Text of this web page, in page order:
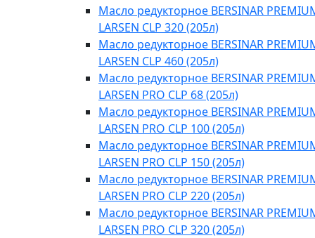
Масло редукторное BERSINAR
LARSEN CLP 320 (205л)
Масло редукторное BERSINAR
LARSEN CLP 460 (205л)
Масло редукторное BERSINAR
LARSEN PRO CLP 68 (205л)
Масло редукторное BERSINAR
LARSEN PRO CLP 100 (205л)
Масло редукторное BERSINAR
LARSEN PRO CLP 150 (205л)
Масло редукторное BERSINAR
LARSEN PRO CLP 220 (205л)
Масло редукторное BERSINAR
LARSEN PRO CLP 320 (205л)